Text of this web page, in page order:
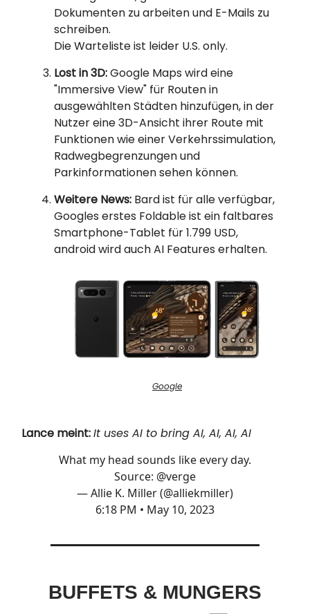
Dokumenten zu arbeiten und E-Mails zu
schreiben.
Die Warteliste ist leider U.S. only.
Lost in 3D:Google Maps wird eine
"Immersive View" für Routen in
ausgewählten Städten hinzufügen, in der
Nutzer eine 3D-Ansicht ihrer Route mit
Funktionen wie einer Verkehrssimulation,
Radwegbegrenzungen und
Parkinformationen sehen können.
Weitere News: Bard ist für alle verfügbar,
Googles erstes Foldable ist ein faltbares
Smartphone-Tablet für 1.799 USD,
android wird auch AI Features erhalten.
Google
Lance meint:It uses AI to bring AI, AI, AI, AI
What my head sounds like every day.
Source: @verge
— Allie K. Miller (@alliekmiller)
6:18 PM • May 10, 2023
BUFFETS & MUNGERS